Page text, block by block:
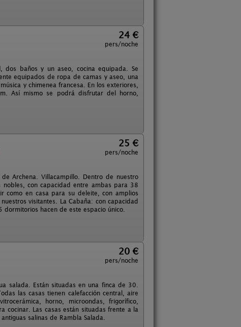
24 €
pers/noche
baños y un aseo, cocina equipada. Se
equipados de ropa de camas y aseo, una
y chimenea francesa. En los exteriores,
Así mismo se podrá disfrutar del horno,
25 €
pers/noche
Archena. Villacampillo. Dentro de nuestro
con capacidad entre ambas para 38
como en casa para su deleite, con amplios
visitantes. La Cabaña: con capacidad
hacen de este espacio único.
20 €
pers/noche
salada. Están situadas en una finca de 30.
las casas tienen calefacción central, aire
horno, microondas, frigorífico,
cocinar. Las casas están situadas frente a la
salinas de Rambla Salada.